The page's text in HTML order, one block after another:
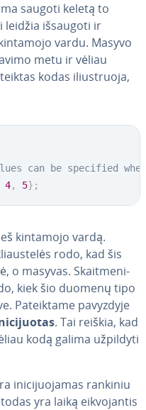
saugoti keletą to
leidžia išsaugoti ir
vardu. Masyvo
metu ir vėliau
kodas iliust­ruo­ja,
can be specified
4, 5} ;
kintamojo vardą.
rodo, kad šis
o masyvas. Skait­me­ni­
kiek šio duomenų tipo
Pa­teik­ta­me pavyzdyje
. Tai reiškia, kad
kodą galima užpildyti
ini­ci­juo­ja­mas rankiniu
yra laiką eik­vo­jan­tis